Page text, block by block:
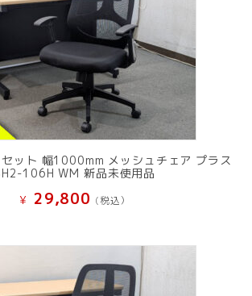
ット 幅1000mm メッシュチェア プラス
106H WM 新品未使用品
¥ 29,800 (税込）